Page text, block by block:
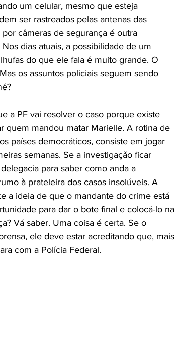
um celular, mesmo que esteja
ser rastreados pelas antenas das
câmeras de segurança é outra
dias atuais, a possibilidade de um
do que ele fala é muito grande. O
os assuntos policiais seguem sendo
a PF vai resolver o caso porque existe
quem mandou matar Marielle. A rotina de
países democráticos, consiste em jogar
semanas. Se a investigação ficar
para saber como anda a
à prateleira dos casos insolúveis. A
a ideia de que o mandante do crime está
para dar o bote final e colocá-lo na
Vá saber. Uma coisa é certa. Se o
ele deve estar acreditando que, mais
com a Polícia Federal.